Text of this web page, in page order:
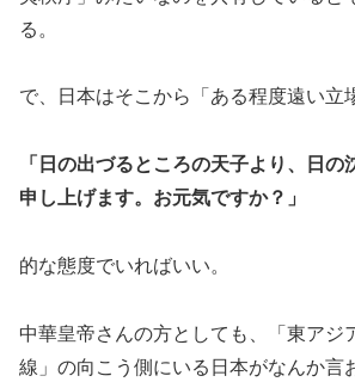
る。
で、日本はそこから「ある程度遠い立
「日の出づるところの天子より、日の
申し上げます。お元気ですか？」
的な態度でいればいい。
中華皇帝さんの方としても、「東アジ
線」の向こう側にいる日本がなんか言